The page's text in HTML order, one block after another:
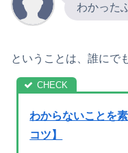
わかった
ということは、誰にで
わからないことを
コツ】